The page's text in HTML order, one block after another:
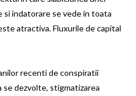
indatorare se vede in toata
atractiva. Fluxurile de capital
recenti de conspiratii
se dezvolte, stigmatizarea